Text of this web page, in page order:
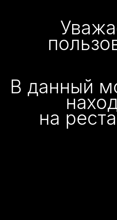
В данный
на